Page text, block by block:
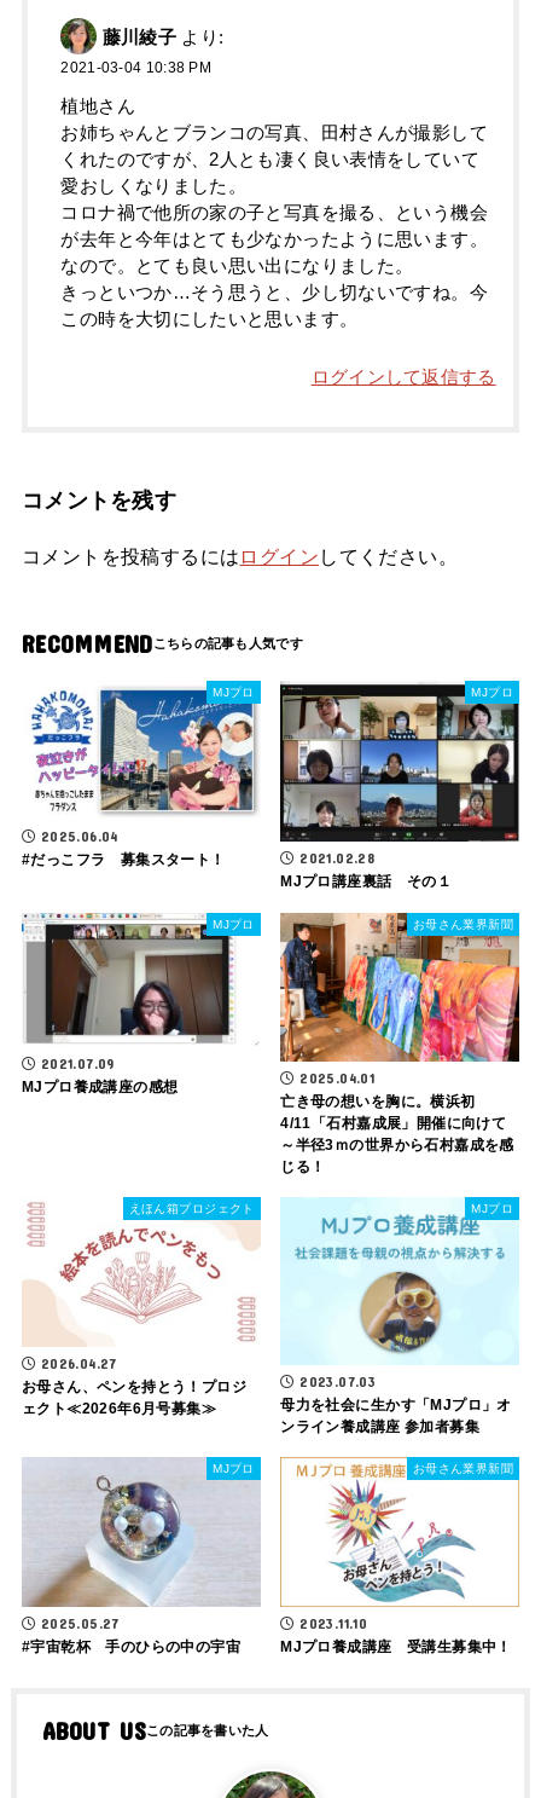
藤川綾子 より:
2021-03-04 10:38 PM
植地さん
お姉ちゃんとブランコの写真、田村さんが撮影して
くれたのですが、2人とも凄く良い表情をしていて
愛おしくなりました。
コロナ禍で他所の家の子と写真を撮る、という機会
が去年と今年はとても少なかったように思います。
なので。とても良い思い出になりました。
きっといつか…そう思うと、少し切ないですね。今
この時を大切にしたいと思います。
ログインして返信する
コメントを残す
コメントを投稿するには ログイン してください。
RECOMMEND
MJプロ
2025.06.04
#だっこフラ 募集スタート！
MJプロ
2021.02.28
MJプロ講座裏話 その１
MJプロ
2021.07.09
MJプロ養成講座の感想
お母さん業界新聞
2025.04.01
亡き母の想いを胸に。横浜初
4/11「石村嘉成展」開催に向けて
～半径3ｍの世界から石村嘉成を感
じる！
えほん箱プロジェクト
2026.04.27
お母さん、ペンを持とう！プロジ
ェクト≪2026年6月号募集≫
MJプロ
2023.07.03
母力を社会に生かす「MJプロ」オ
ンライン養成講座 参加者募集
MJプロ
2025.05.27
#宇宙乾杯 手のひらの中の宇宙
お母さん業界新聞
2023.11.10
MJプロ養成講座 受講生募集中！
ABOUT US